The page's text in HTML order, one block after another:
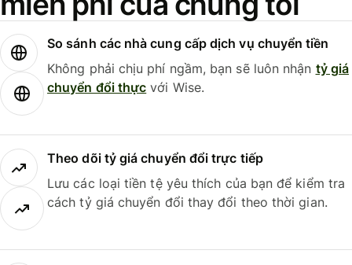
So sánh các nhà cung cấp dịch vụ chuyển tiền
Không phải chịu phí ngầm, bạn sẽ luôn nhận tỷ giá
chuyển đổi thực với Wise.
Theo dõi tỷ giá chuyển đổi trực tiếp
Lưu các loại tiền tệ yêu thích của bạn để kiểm tra
cách tỷ giá chuyển đổi thay đổi theo thời gian.